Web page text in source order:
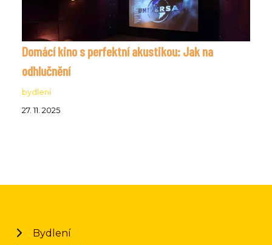
Domácí kino s perfektní akustikou: Jak na
odhlučnění
bydlení
27. 11. 2025
Bydlení